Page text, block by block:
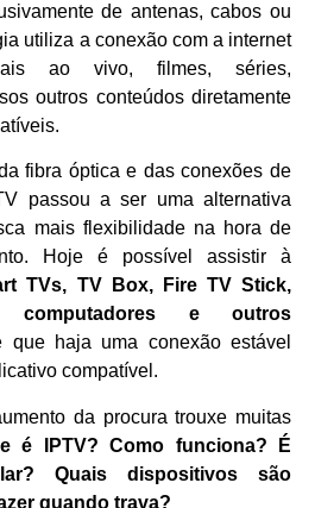
de antenas, cabos ou
utiliza a conexão com a internet
ao vivo, filmes, séries,
outros conteúdos diretamente
fibra óptica e das conexões de
passou a ser uma alternativa
mais flexibilidade na hora de
Hoje é possível assistir à
TVs, TV Box, Fire TV Stick,
computadores e outros
que haja uma conexão estável
compatível.
da procura trouxe muitas
é IPTV? Como funciona? É
Quais dispositivos são
quando trava?